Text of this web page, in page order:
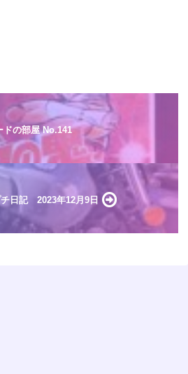
ドの部屋 No.141
日記 2023年12月9日